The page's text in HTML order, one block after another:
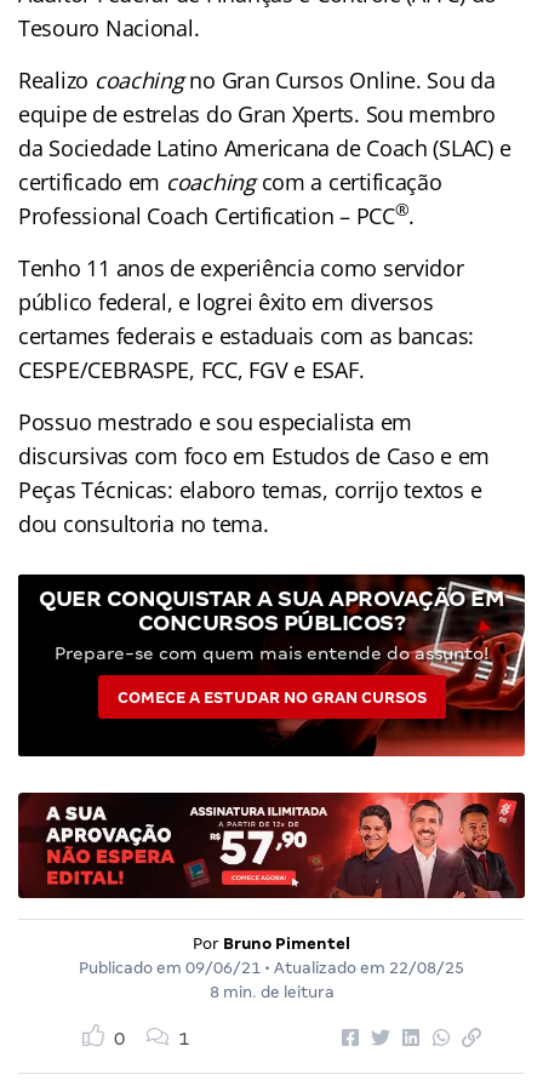
Tesouro Nacional.
Realizo coachingno Gran Cursos Online. Sou da
equipe de estrelas do Gran Xperts. Sou membro
da Sociedade Latino Americana de Coach (SLAC) e
certificado em coachingcom a certificação
Professional Coach Certification – PCC®.
Tenho 11 anos de experiência como servidor
público federal, e logrei êxito em diversos
certames federais e estaduais com as bancas:
CESPE/CEBRASPE, FCC, FGV e ESAF.
Possuo mestrado e sou especialista em
discursivas com foco em Estudos de Caso e em
Peças Técnicas: elaboro temas, corrijo textos e
dou consultoria no tema.
QUER CONQUISTAR A SUA APROVAÇÃO EM
CONCURSOS PÚBLICOS?
Prepare-se com quem mais entende do assunto!
COMECE A ESTUDAR NO GRAN CURSOS
Por Bruno Pimentel
Publicado em 09/06/21 • Atualizado em 22/08/25
8 min. de leitura
0 1